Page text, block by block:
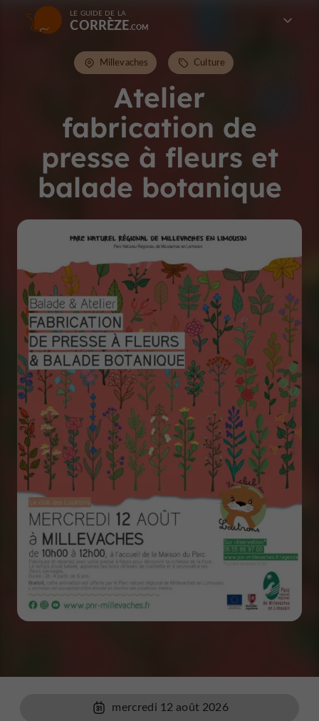
LE GUIDE DE LA
CORRÈZE
Atelier
fabrication de
presse à fleurs et
balade botanique
Millevaches Culture
mercredi 12 août 2026